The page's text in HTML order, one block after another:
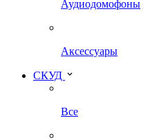
Аудиодомофоны
Аксессуары
СКУД
Все